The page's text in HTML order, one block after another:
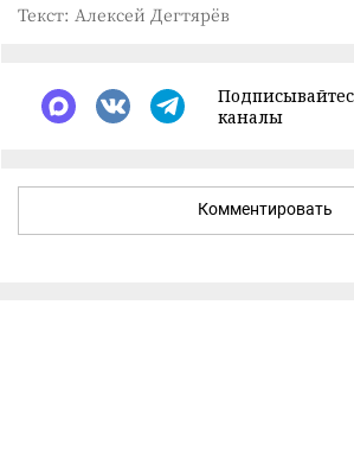
Текст: Алексей Дегтярёв
каналы
Комментировать